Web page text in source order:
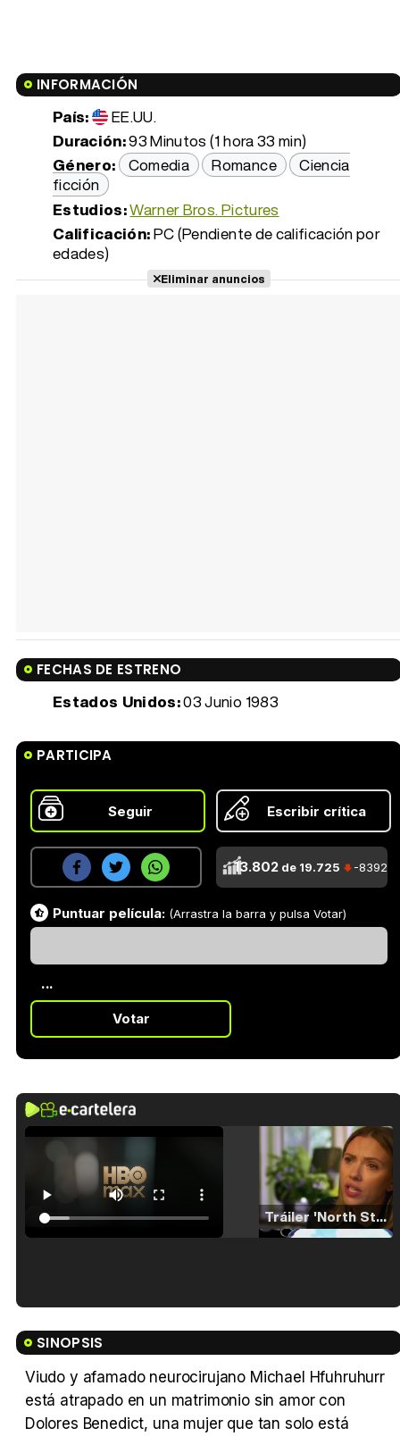
INFORMACIÓN
País:
EE.UU.
Duración:93 Minutos (1 hora 33 min)
Género: Comedia Romance
Ciencia
ficción
Estudios:Warner Bros. Pictures
Calificación:PC (Pendiente de calificación por
edades)
Eliminar anuncios
FECHAS DE ESTRENO
Estados Unidos:03 Junio 1983
PARTICIPA
Seguir Escribir crítica
13.802 de 19.725 -8392
Puntuar película: (Arrastra la barra y pulsa Votar)
...
Votar
Tráiler 'North Star' (2023)
SINOPSIS
Viudo y afamado neurocirujano Michael Hfuhruhurr
está atrapado en un matrimonio sin amor con
Dolores Benedict, una mujer que tan solo está